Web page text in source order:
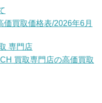
買取価格表/2026年6月
専門店
買取専門店の高価買取